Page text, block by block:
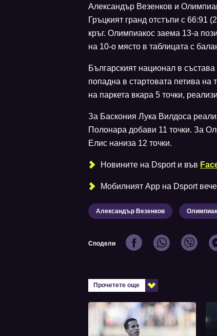
Александър Везенков и
Гръцкият гранд отстъпи с 66:91
кръг. Олимпиакос заема 13-а
на 10-о място в таблицата с
Българският национал в
попадна в стартовата петива на
на паркета вкара 5 точки,
За Баскония Лука Вилдоса
Полонара добави 11 точки. За
Елис наниза 12 точки.
Новините на Dsport и във
Мобилният Аpp на Dsport вече
Александър Везенков
Сподели
Прочетете още